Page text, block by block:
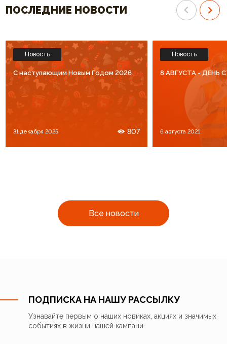
ПОСЛЕДНИЕ НОВОСТИ
Все новости
Новость
C наступающим Новым Годом 2026
31 декабря 2025 807
Новость
8 АВГУСТА - ДЕНЬ
6 августа 2021
ПОДПИСКА НА НАШУ РАССЫЛКУ
Узнавайте первым о наших новиках, акциях и значимых
событиях в жизни нашей кампани.